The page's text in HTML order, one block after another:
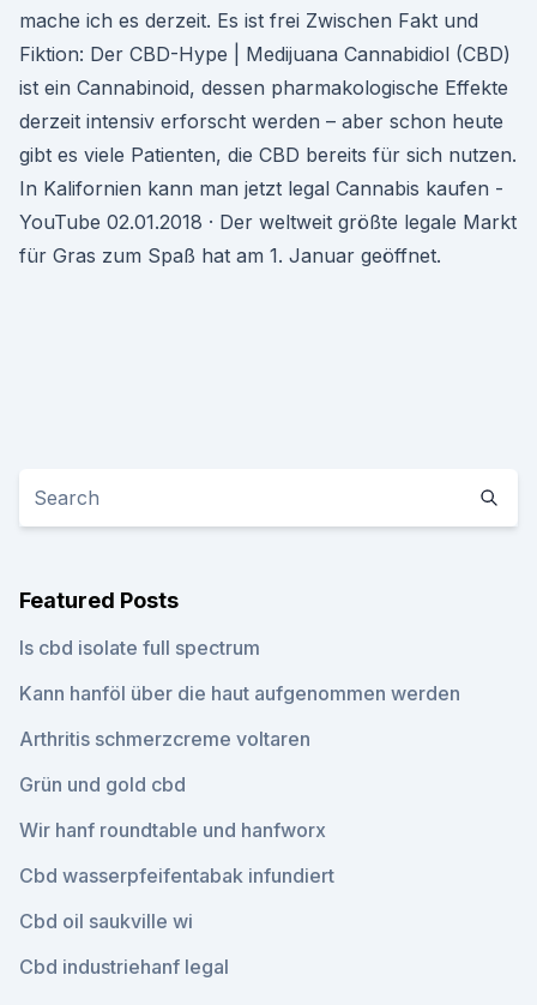
mache ich es derzeit. Es ist frei Zwischen Fakt und
Fiktion: Der CBD-Hype | Medijuana Cannabidiol (CBD)
ist ein Cannabinoid, dessen pharmakologische Effekte
derzeit intensiv erforscht werden – aber schon heute
gibt es viele Patienten, die CBD bereits für sich nutzen.
In Kalifornien kann man jetzt legal Cannabis kaufen -
YouTube 02.01.2018 · Der weltweit größte legale Markt
für Gras zum Spaß hat am 1. Januar geöffnet.
Featured Posts
Is cbd isolate full spectrum
Kann hanföl über die haut aufgenommen werden
Arthritis schmerzcreme voltaren
Grün und gold cbd
Wir hanf roundtable und hanfworx
Cbd wasserpfeifentabak infundiert
Cbd oil saukville wi
Cbd industriehanf legal